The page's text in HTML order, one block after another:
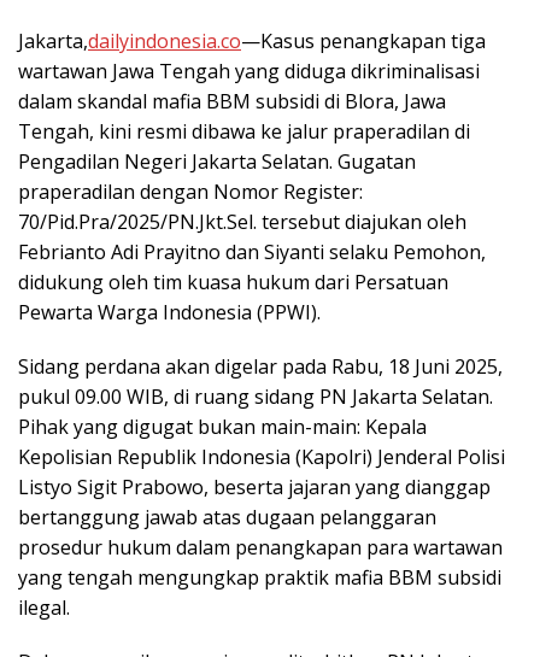
Jakarta,dailyindonesia.co—Kasus penangkapan tiga
wartawan Jawa Tengah yang diduga dikriminalisasi
dalam skandal mafia BBM subsidi di Blora, Jawa
Tengah, kini resmi dibawa ke jalur praperadilan di
Pengadilan Negeri Jakarta Selatan. Gugatan
praperadilan dengan Nomor Register:
70/Pid.Pra/2025/PN.Jkt.Sel. tersebut diajukan oleh
Febrianto Adi Prayitno dan Siyanti selaku Pemohon,
didukung oleh tim kuasa hukum dari Persatuan
Pewarta Warga Indonesia (PPWI).
Sidang perdana akan digelar pada Rabu, 18 Juni 2025,
pukul 09.00 WIB, di ruang sidang PN Jakarta Selatan.
Pihak yang digugat bukan main-main: Kepala
Kepolisian Republik Indonesia (Kapolri) Jenderal Polisi
Listyo Sigit Prabowo, beserta jajaran yang dianggap
bertanggung jawab atas dugaan pelanggaran
prosedur hukum dalam penangkapan para wartawan
yang tengah mengungkap praktik mafia BBM subsidi
ilegal.